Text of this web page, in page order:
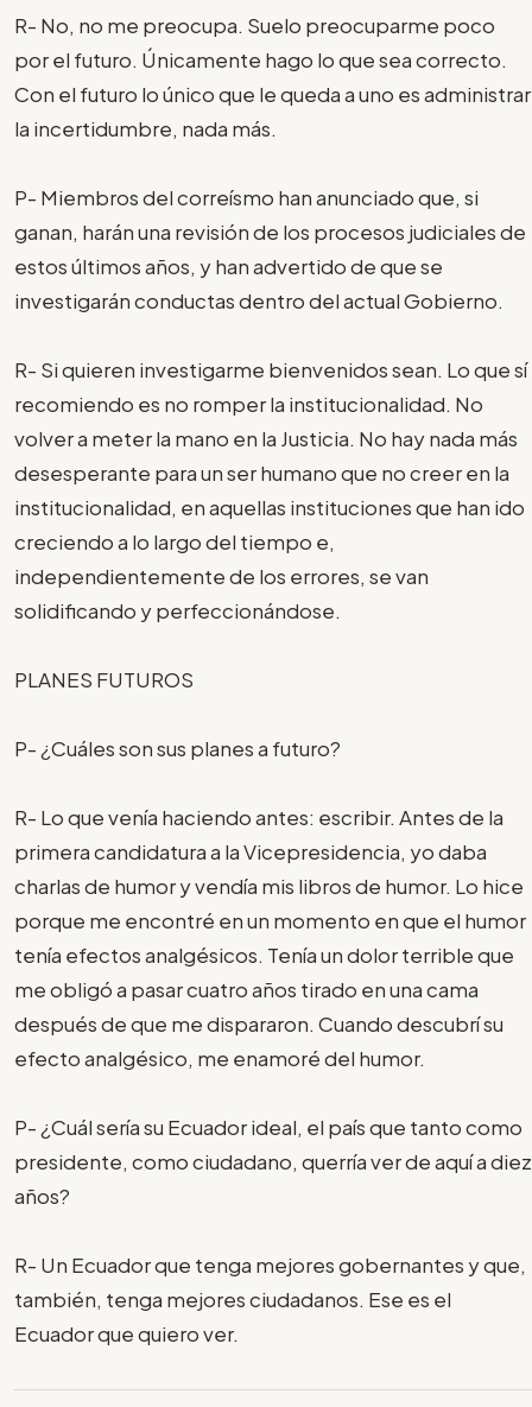
R- No, no me preocupa. Suelo preocuparme poco
por el futuro. Únicamente hago lo que sea correcto.
Con el futuro lo único que le queda a uno es administrar
la incertidumbre, nada más.
P- Miembros del correísmo han anunciado que, si
ganan, harán una revisión de los procesos judiciales de
estos últimos años, y han advertido de que se
investigarán conductas dentro del actual Gobierno.
R- Si quieren investigarme bienvenidos sean. Lo que sí
recomiendo es no romper la institucionalidad. No
volver a meter la mano en la Justicia. No hay nada más
desesperante para un ser humano que no creer en la
institucionalidad, en aquellas instituciones que han ido
creciendo a lo largo del tiempo e,
independientemente de los errores, se van
solidificando y perfeccionándose.
PLANES FUTUROS
P- ¿Cuáles son sus planes a futuro?
R- Lo que venía haciendo antes: escribir. Antes de la
primera candidatura a la Vicepresidencia, yo daba
charlas de humor y vendía mis libros de humor. Lo hice
porque me encontré en un momento en que el humor
tenía efectos analgésicos. Tenía un dolor terrible que
me obligó a pasar cuatro años tirado en una cama
después de que me dispararon. Cuando descubrí su
efecto analgésico, me enamoré del humor.
P- ¿Cuál sería su Ecuador ideal, el país que tanto como
presidente, como ciudadano, querría ver de aquí a diez
años?
R- Un Ecuador que tenga mejores gobernantes y que,
también, tenga mejores ciudadanos. Ese es el
Ecuador que quiero ver.